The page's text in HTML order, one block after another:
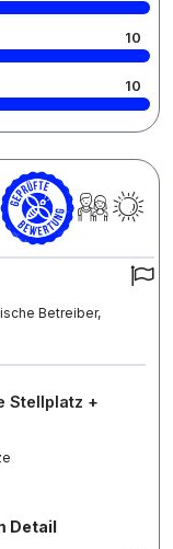
10
10
Betreiber,
Stellplatz +
Detail